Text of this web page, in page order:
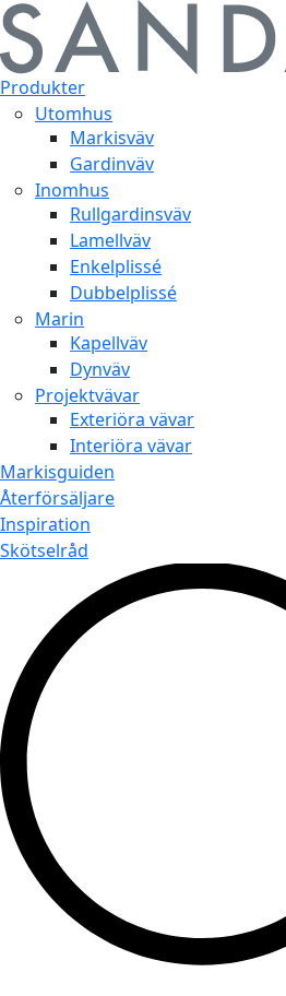
Produkter
Utomhus
Markisväv
Gardinväv
Inomhus
Rullgardinsväv
Lamellväv
Enkelplissé
Dubbelplissé
Marin
Kapellväv
Dynväv
Projektvävar
Exteriöra vävar
Interiöra vävar
Markisguiden
Återförsäljare
Inspiration
Skötselråd